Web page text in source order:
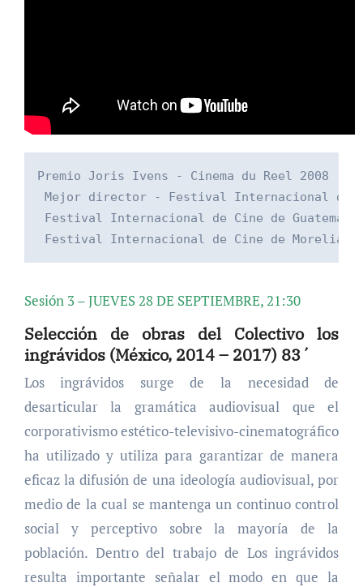
Premio Joris Ivens -­ Cinema du Reel 2008
Mejor director -­ Festival Internacional de
Festival Internacional de Cine de
Festival Internacional de Cine de Morelia
Sesión 3 – JUEVES 28 DE SEPTIEMBRE, 21:30
Selección de obras del Colectivo los
ingrávidos (México, 2014 – 2017) 83´
Los ingrávidos surge de la necesidad de
desarticular la gramática audiovisual que el
corporativismo estético-televisivo-cinematográfico
ha utilizado y utiliza para garantizar de manera
eficaz la difusión de una ideología audiovisual, por
medio de la cual se mantenga un continuo control
social y perceptivo sobre la mayoría de la
población. Dentro del trabajo de Los ingrávidos
resulta importante señalar el modo en que la